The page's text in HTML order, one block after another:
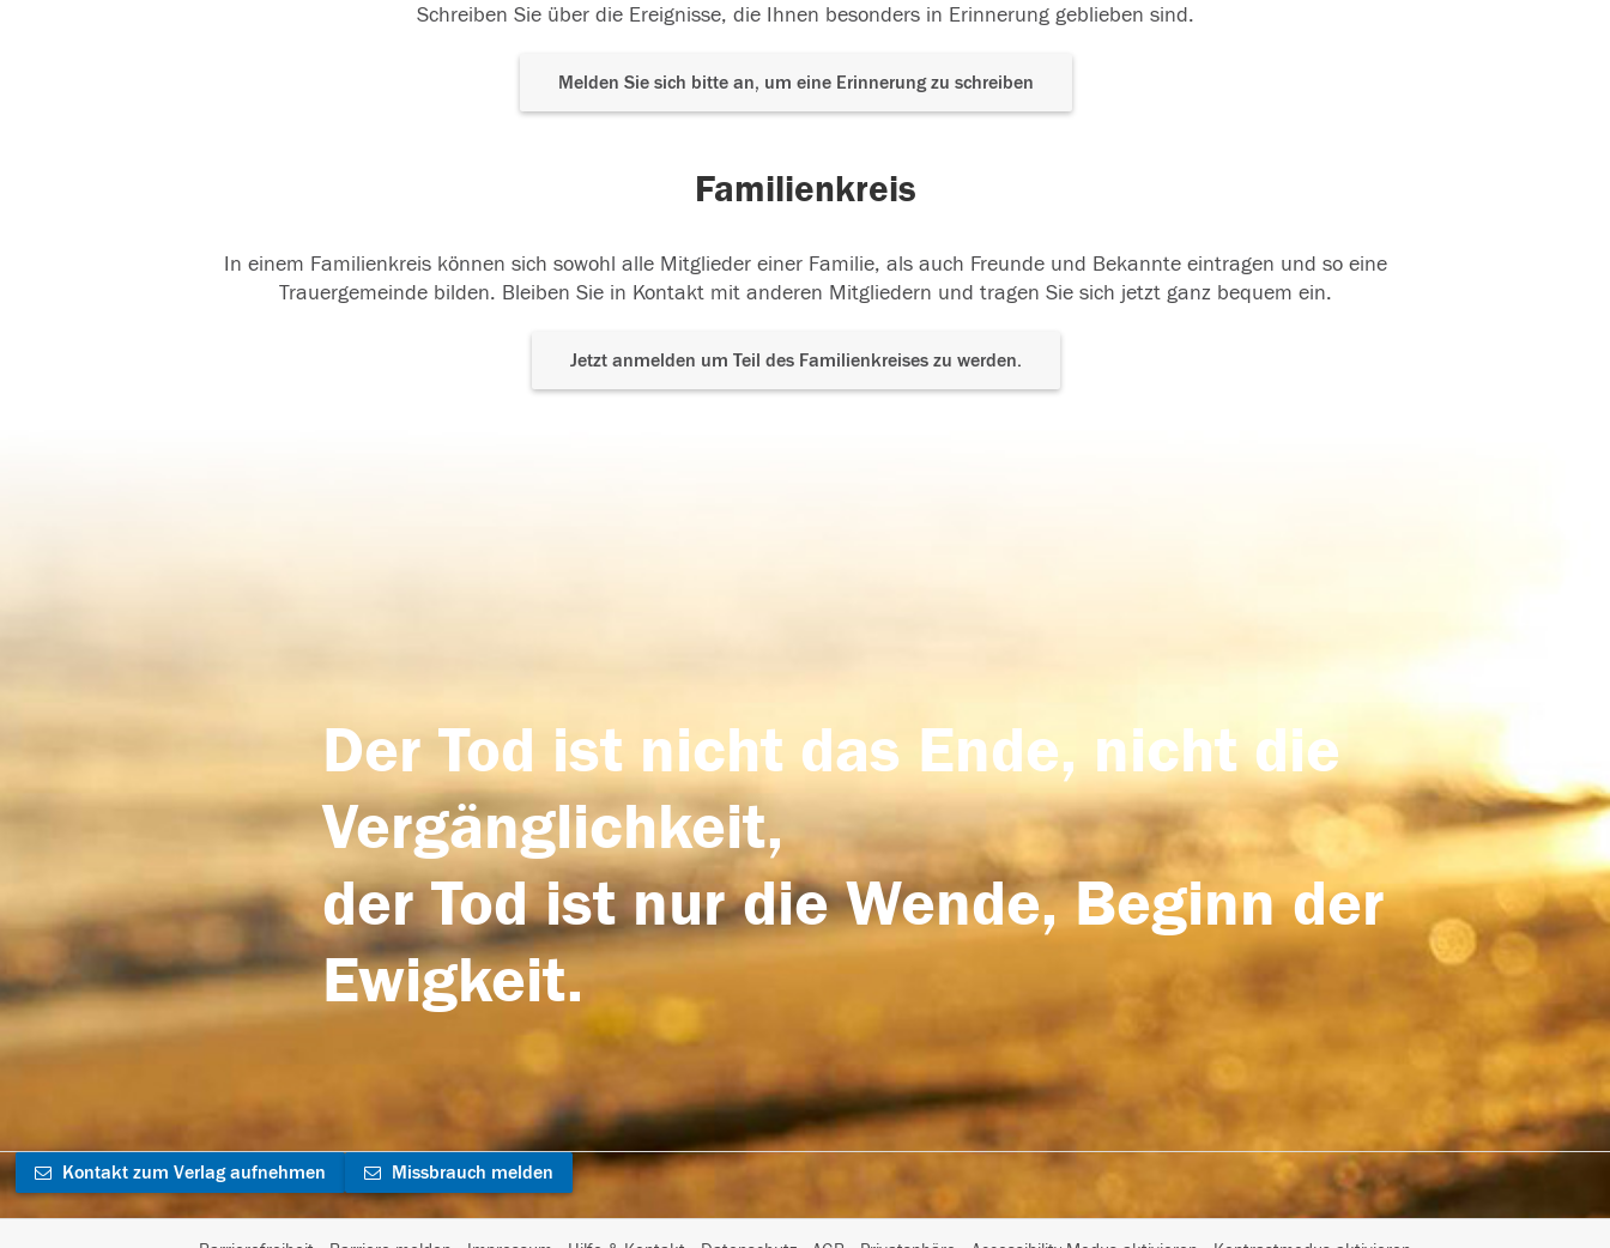
Schreiben Sie über die Ereignisse, die Ihnen besonders in Erinnerung geblieben sind.
Melden Sie sich bitte an, um eine Erinnerung zu schreiben
Familienkreis
In einem Familienkreis können sich sowohl alle Mitglieder einer Familie, als auch Freunde und Bekannte eintragen und so eine
Trauergemeinde bilden. Bleiben Sie in Kontakt mit anderen Mitgliedern und tragen Sie sich jetzt ganz bequem ein.
Jetzt anmelden um Teil des Familienkreises zu werden.
Der Tod ist nicht das Ende, nicht die
Vergänglichkeit,
der Tod ist nur die Wende, Beginn der
Ewigkeit.
Kontakt zum Verlag aufnehmen Missbrauch melden